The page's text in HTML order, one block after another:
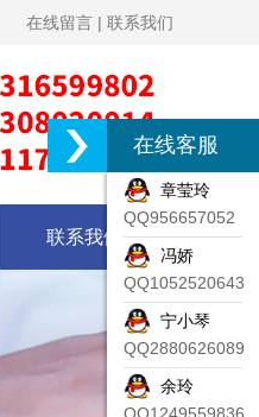
在线留言 | 联系我们
联系我们
在线客服
章莹玲
QQ956657052
冯娇
QQ1052520643
宁小琴
QQ2880626089
余玲